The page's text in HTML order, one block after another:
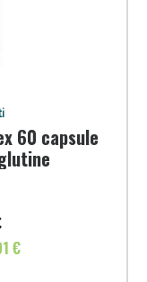
60 capsule
€